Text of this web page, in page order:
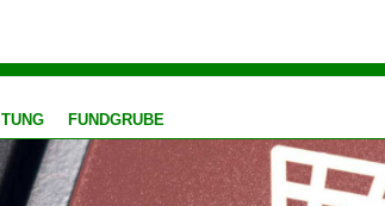
FUNDGRUBE